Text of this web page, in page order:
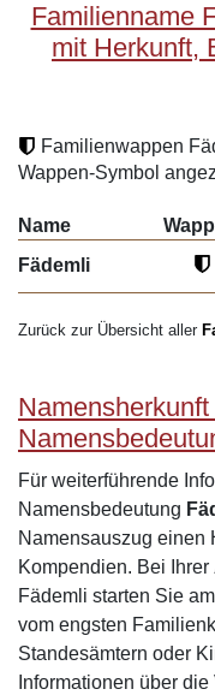
Familienname
mit Herkunft,
Familienwappen
Wappen-Symbol
Name
Fädemli
Zurück zur Übersicht aller
Für weiterführende
Namensbedeutung
Namensauszug einen
Kompendien. Bei Ihrer
Fädemli starten Sie
vom engsten
Standesämtern oder
Informationen über